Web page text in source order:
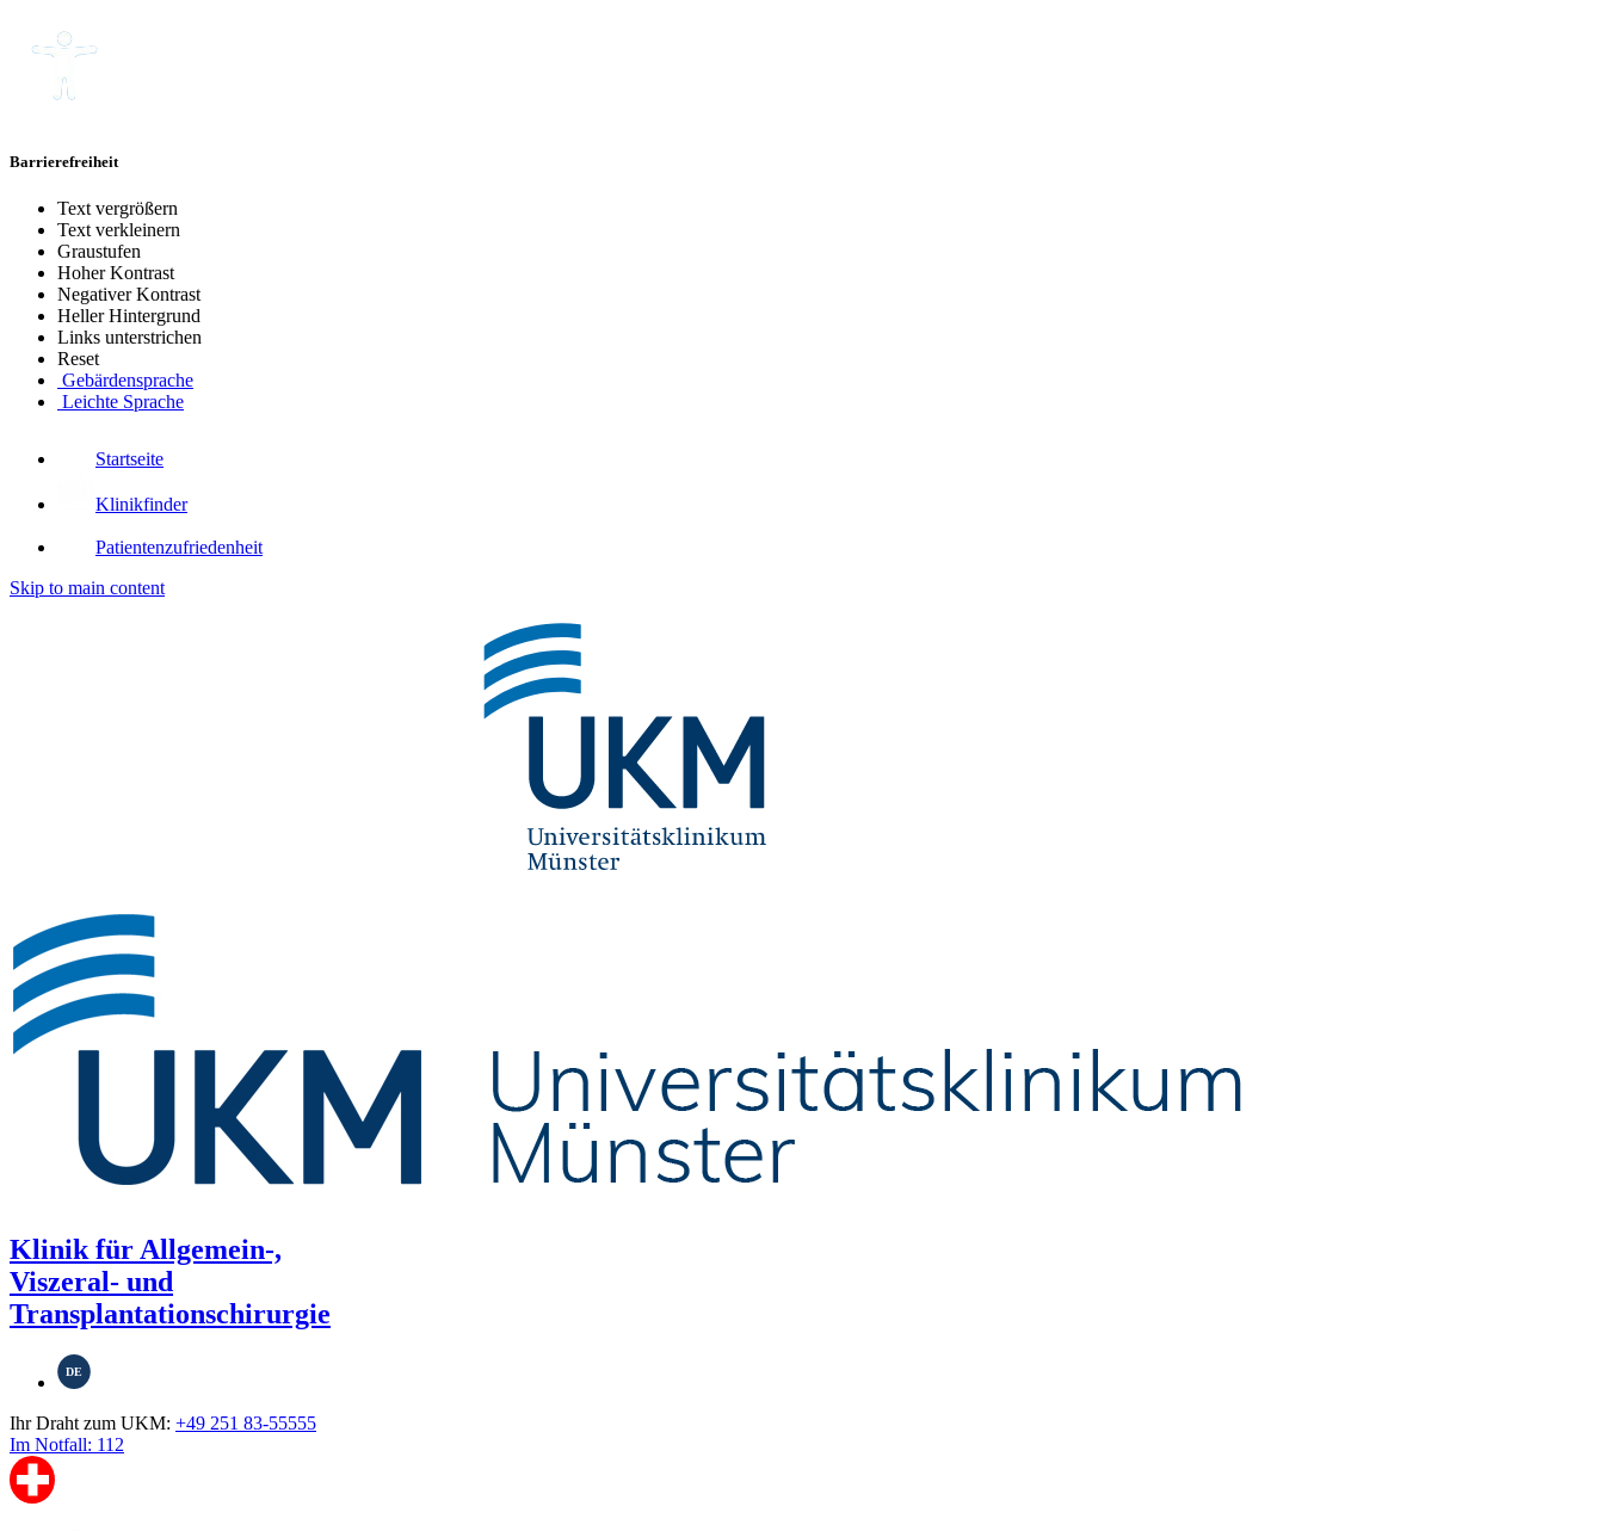
Barrierefreiheit
Text vergrößern
Text verkleinern
Graustufen
Hoher Kontrast
Negativer Kontrast
Heller Hintergrund
Links unterstrichen
Reset
Gebärdensprache
Leichte Sprache
Startseite
Klinikfinder
Patientenzufriedenheit
Skip to main content
Klinik für Allgemein-,
Viszeral- und
Transplantationschirurgie
DE
Ihr Draht zum UKM: +49 251 83-55555
Im Notfall: 112